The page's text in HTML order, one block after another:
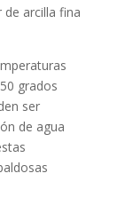
arcilla fina
grados
ser
de agua